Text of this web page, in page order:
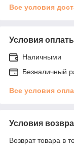
Все условия
Условия
Наличными
Безналичный
Все условия
Условия
Возврат товара в